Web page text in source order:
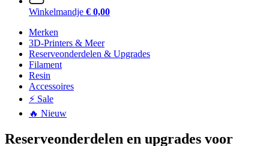
Winkelmandje € 0,00
Merken
3D-Printers & Meer
Reserveonderdelen & Upgrades
Filament
Resin
Accessoires
⚡ Sale
🔥 Nieuw
Reserveonderdelen en upgrades voor